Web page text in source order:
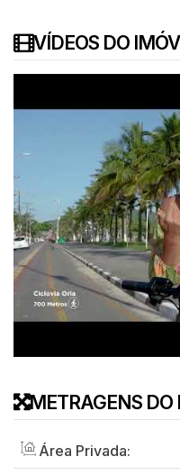
VÍDEOS DO
METRAGENS DO
Área Privada: